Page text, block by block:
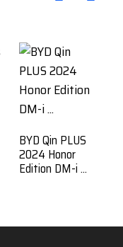
BYD Qin PLUS
2024 Honor
Edition DM-i ...